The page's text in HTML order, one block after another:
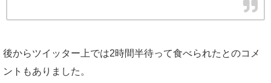
後からツイッター上では2時間半待って食べられたとのコメ
ントもありました。